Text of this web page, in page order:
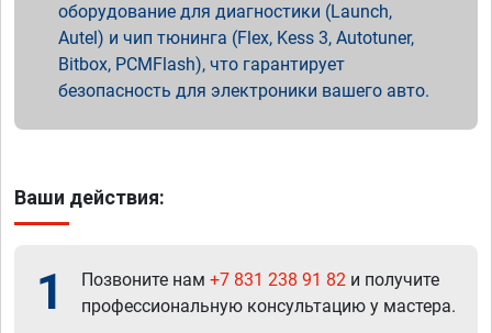
оборудование для диагностики (Launch,
Autel) и чип тюнинга (Flex, Kess 3, Autotuner,
Bitbox, PCMFlash), что гарантирует
безопасность для электроники вашего авто.
Ваши действия:
1 Позвоните нам +7 831 238 91 82 и получите
профессиональную консультацию у мастера.